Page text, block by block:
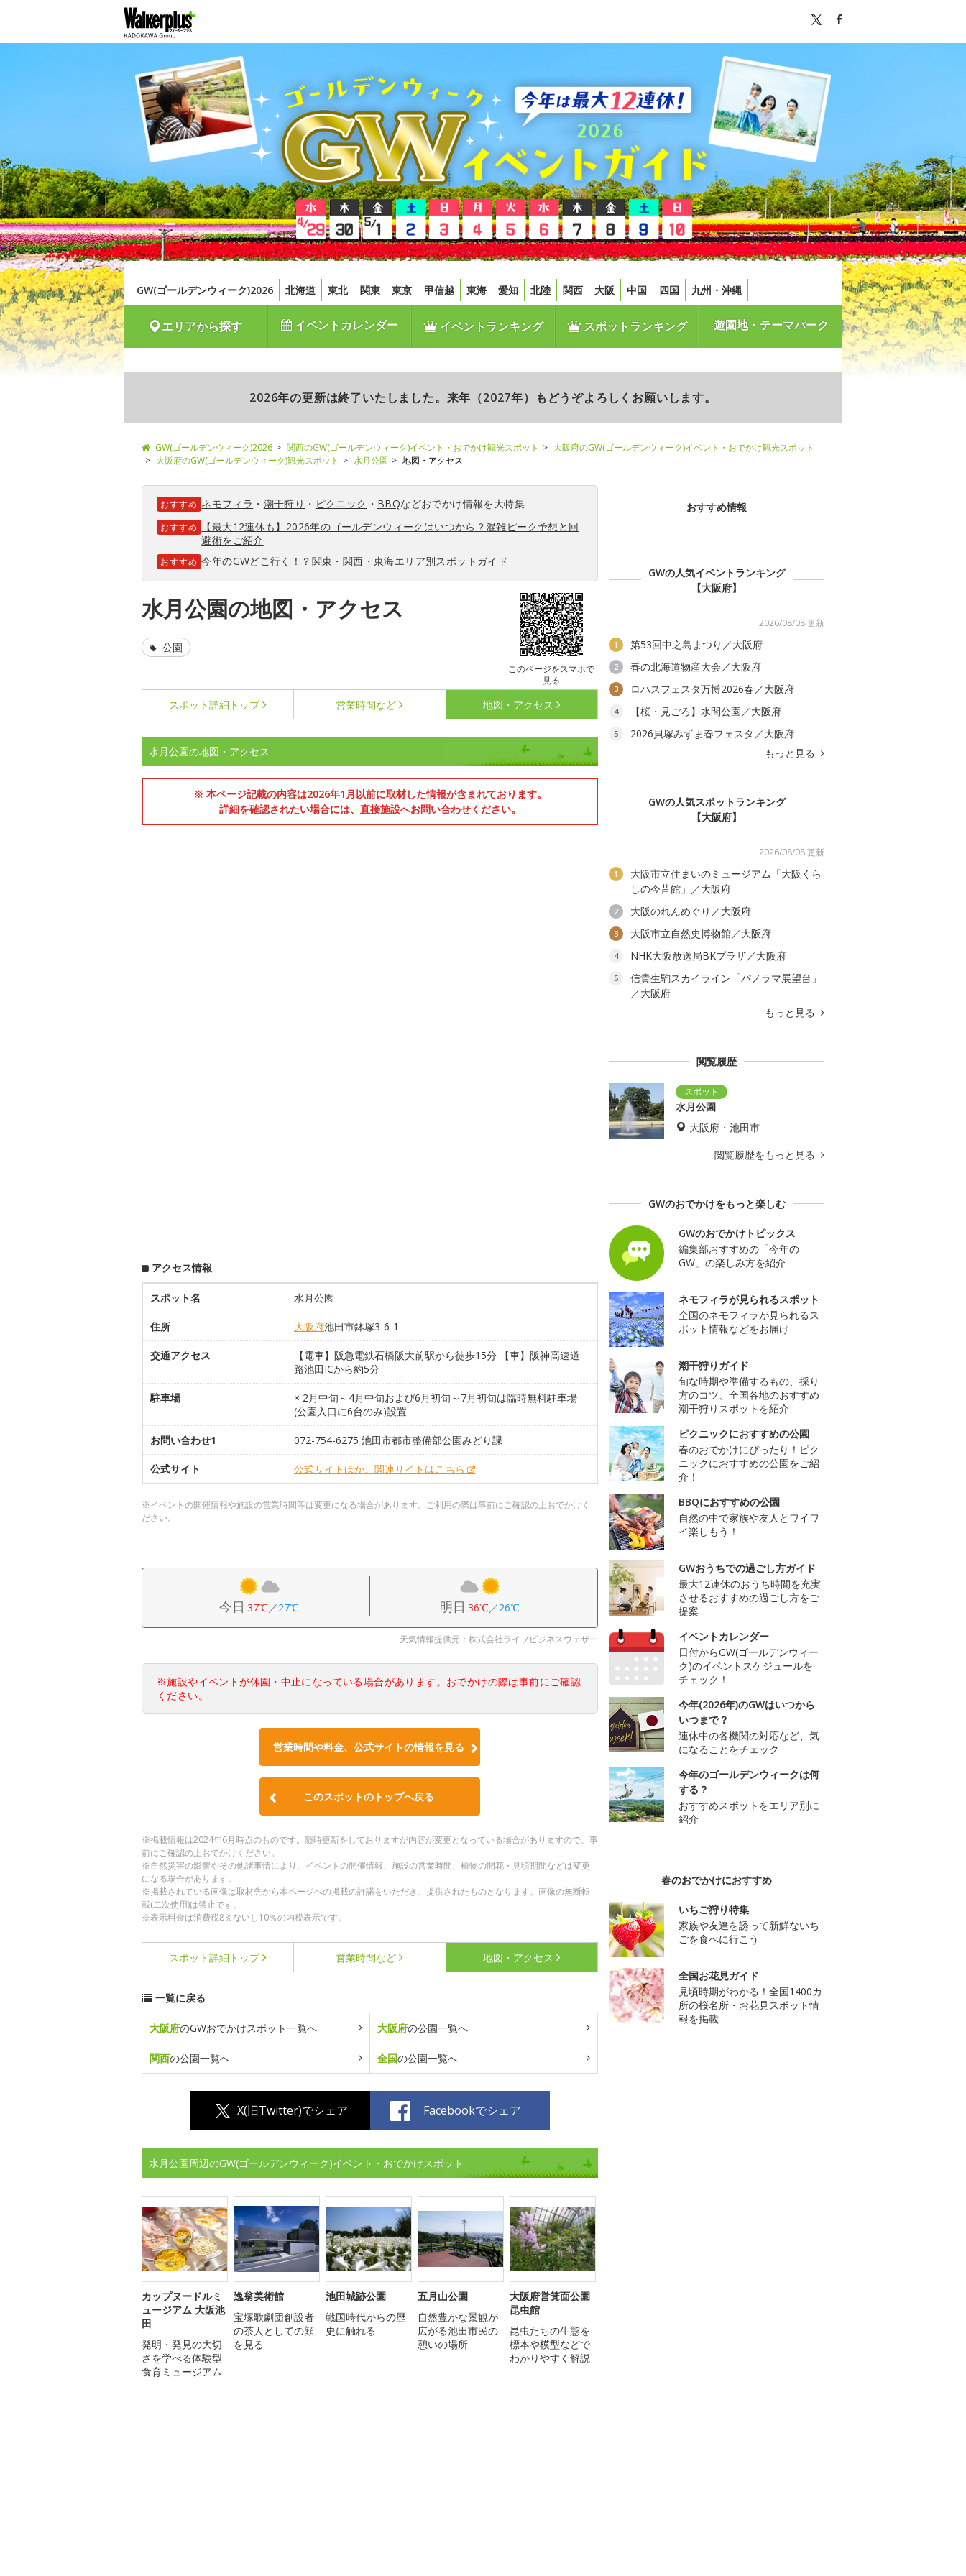
GW(ゴールデンウィーク)2026 北海道 東北 関東 東京 甲信越 東海 愛知 北陸 関西 大阪 中国 四国 九州・沖縄
エリアから探す イベントカレンダー イベントランキング スポットランキング 遊園地・テーマパーク
2026年の更新は終了いたしました。来年（2027年）もどうぞよろしくお願いします。
GW(ゴールデンウィーク)2026 関西のGW(ゴールデンウィーク)イベント・おでかけ観光スポット
大阪府のGW(ゴールデンウィーク)イベント・おでかけ観光スポット
大阪府のGW(ゴールデンウィーク)観光スポット
水月公園 地図・アクセス
おすすめ ネモフィラ ・ 潮干狩り ・ ピクニック ・ BBQなどおでかけ情報を大特集
おすすめ
【最大12連休も】2026年のゴールデンウィークはいつから？混雑ピーク予想と回
避術をご紹介
おすすめ 今年のGWどこ行く！？関東・関西・東海エリア別スポットガイド
水月公園の地図・アクセス
このページをスマホで
見る
公園
スポット詳細 トップ 営業時間など 地図・アクセス
水月公園の地図・アクセス
※ 本ページ記載の内容は2026年1月以前に取材した情報が含まれております。
詳細を確認されたい場合には、直接施設へお問い合わせください。
アクセス情報
スポット名 水月公園
住所 大阪府池田市鉢塚3-6-1
交通アクセス
【電車】阪急電鉄石橋阪大前駅から徒歩15分 【車】阪神高速道
路池田ICから約5分
駐車場
× 2月中旬～4月中旬および6月初旬～7月初旬は臨時無料駐車場
(公園入口に6台のみ)設置
お問い合わせ1 072-754-6275 池田市都市整備部公園みどり課
公式サイト 公式サイトほか、関連サイトはこちら
※イベントの開催情報や施設の営業時間等は変更になる場合があります。ご利用の際は事前にご確認の上おでかけく
ださい。
今日 37℃／27℃ 明日 36℃／26℃
天気情報提供元：株式会社ライフビジネスウェザー
※施設やイベントが休園・中止になっている場合があります。おでかけの際は事前にご確認
ください。
営業時間や料金、公式サイトの情報を見る
このスポットのトップへ戻る
※掲載情報は2024年6月時点のものです。随時更新をしておりますが内容が変更となっている場合がありますので、事
前にご確認の上おでかけください。
※自然災害の影響やその他諸事情により、イベントの開催情報、施設の営業時間、植物の開花・見頃期間などは変更
になる場合があります。
※掲載されている画像は取材先から本ページへの掲載の許諾をいただき、提供されたものとなります。画像の無断転
載(二次使用)は禁止です。
※表示料金は消費税8％ないし10％の内税表示です。
スポット詳細 トップ 営業時間など 地図・アクセス
一覧に戻る
大阪府のGWおでかけスポット一覧へ 大阪府の公園一覧へ
関西の公園一覧へ 全国の公園一覧へ
X(旧Twitter)でシェア Facebookでシェア
水月公園周辺のGW(ゴールデンウィーク)イベント・おでかけスポット
カップヌードルミ
ュージアム 大阪池
田
発明・発見の大切
さを学べる体験型
食育ミュージアム
逸翁美術館
宝塚歌劇団創設者
の茶人としての顔
を見る
池田城跡公園
戦国時代からの歴
史に触れる
五月山公園
自然豊かな景観が
広がる池田市民の
憩いの場所
大阪府営箕面公園
昆虫館
昆虫たちの生態を
標本や模型などで
わかりやすく解説
おすすめ情報
GWの人気イベントランキング
【大阪府】
2026/08/08 更新
1 第53回中之島まつり／大阪府
2 春の北海道物産大会／大阪府
3 ロハスフェスタ万博2026春／大阪府
4 【桜・見ごろ】水間公園／大阪府
5
2026貝塚みずま春フェスタ／大阪府
もっと見る
GWの人気スポットランキング
【大阪府】
2026/08/08 更新
1
大阪市立住まいのミュージアム「大阪くら
しの今昔館」／大阪府
2 大阪のれんめぐり／大阪府
3 大阪市立自然史博物館／大阪府
4 NHK大阪放送局BKプラザ／大阪府
5
信貴生駒スカイライン「パノラマ展望台」
／大阪府
もっと見る
閲覧履歴
水月公園
大阪府・池田市
閲覧履歴をもっと見る
GWのおでかけをもっと楽しむ
GWのおでかけトピックス
編集部おすすめの「今年の
GW」の楽しみ方を紹介
ネモフィラが見られるスポット
全国のネモフィラが見られるス
ポット情報などをお届け
潮干狩りガイド
旬な時期や準備するもの、採り
方のコツ、全国各地のおすすめ
潮干狩りスポットを紹介
ピクニックにおすすめの公園
春のおでかけにぴったり！ピク
ニックにおすすめの公園をご紹
介！
BBQにおすすめの公園
自然の中で家族や友人とワイワ
イ楽しもう！
GWおうちでの過ごし方ガイド
最大12連休のおうち時間を充実
させるおすすめの過ごし方をご
提案
イベントカレンダー
日付からGW(ゴールデンウィー
ク)のイベントスケジュールを
チェック！
今年(2026年)のGWはいつから
いつまで？
連休中の各機関の対応など、気
になることをチェック
今年のゴールデンウィークは何
する？
おすすめスポットをエリア別に
紹介
春のおでかけにおすすめ
いちご狩り特集
家族や友達を誘って新鮮ないち
ごを食べに行こう
全国お花見ガイド
見頃時期がわかる！全国1400カ
所の桜名所・お花見スポット情
報を掲載